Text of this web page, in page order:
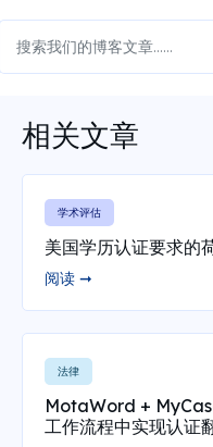
相关文章
学术评估
美国学历认证要求的
阅读 ➞
法律
MotaWord +
工作流程中实现认证